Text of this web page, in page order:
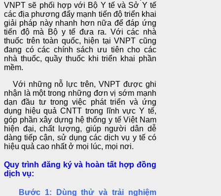
VNPT sẽ phối hợp với Bộ Y tế và Sở Y tế
các địa phương đẩy mạnh tiến độ triển khai
giải pháp này nhanh hơn nữa để đáp ứng
tiến độ mà Bộ y tế đưa ra. Với các nhà
thuốc trên toàn quốc, hiện tại VNPT cũng
đang có các chính sách ưu tiên cho các
nhà thuốc, quầy thuốc khi triển khai phần
mềm.
Với những nỗ lực trên, VNPT được ghi
nhận là một trong những đơn vị sớm mạnh
dạn đầu tư trong việc phát triển và ứng
dụng hiệu quả CNTT trong lĩnh vực Y tế,
góp phần xây dựng hệ thống y tế Việt Nam
hiện đại, chất lượng, giúp người dân dễ
dàng tiếp cận, sử dụng các dịch vụ y tế có
hiệu quả cao nhất ở mọi lúc, mọi nơi.
Quy trình đăng ký và hoàn tất hợp đồng
dịch vụ:
Bước 1: Dùng thử và trải nghiệm